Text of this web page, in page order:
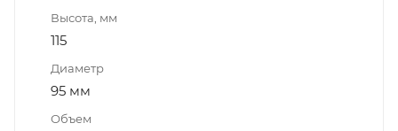
Высота, мм
115
Диаметр
95 мм
Объем